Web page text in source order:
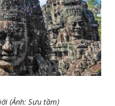
(Ảnh: Sưu tầm)